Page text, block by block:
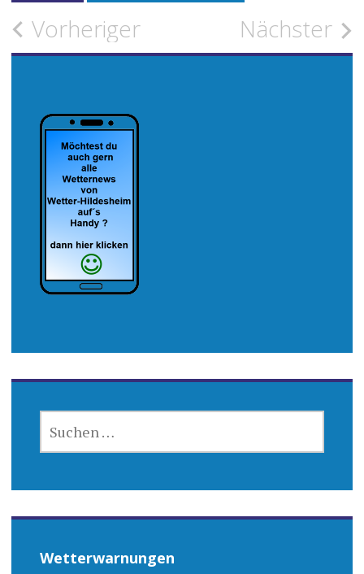
Beitragsnavigation
Vorheriger Nächster
NACH:
Wetterwarnungen